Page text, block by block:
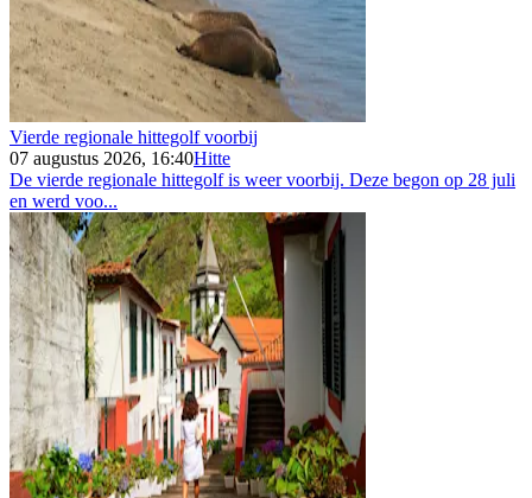
Vierde regionale hittegolf voorbij
07 augustus 2026, 16:40Hitte
De vierde regionale hittegolf is weer voorbij. Deze begon op 28 juli
en werd voo...